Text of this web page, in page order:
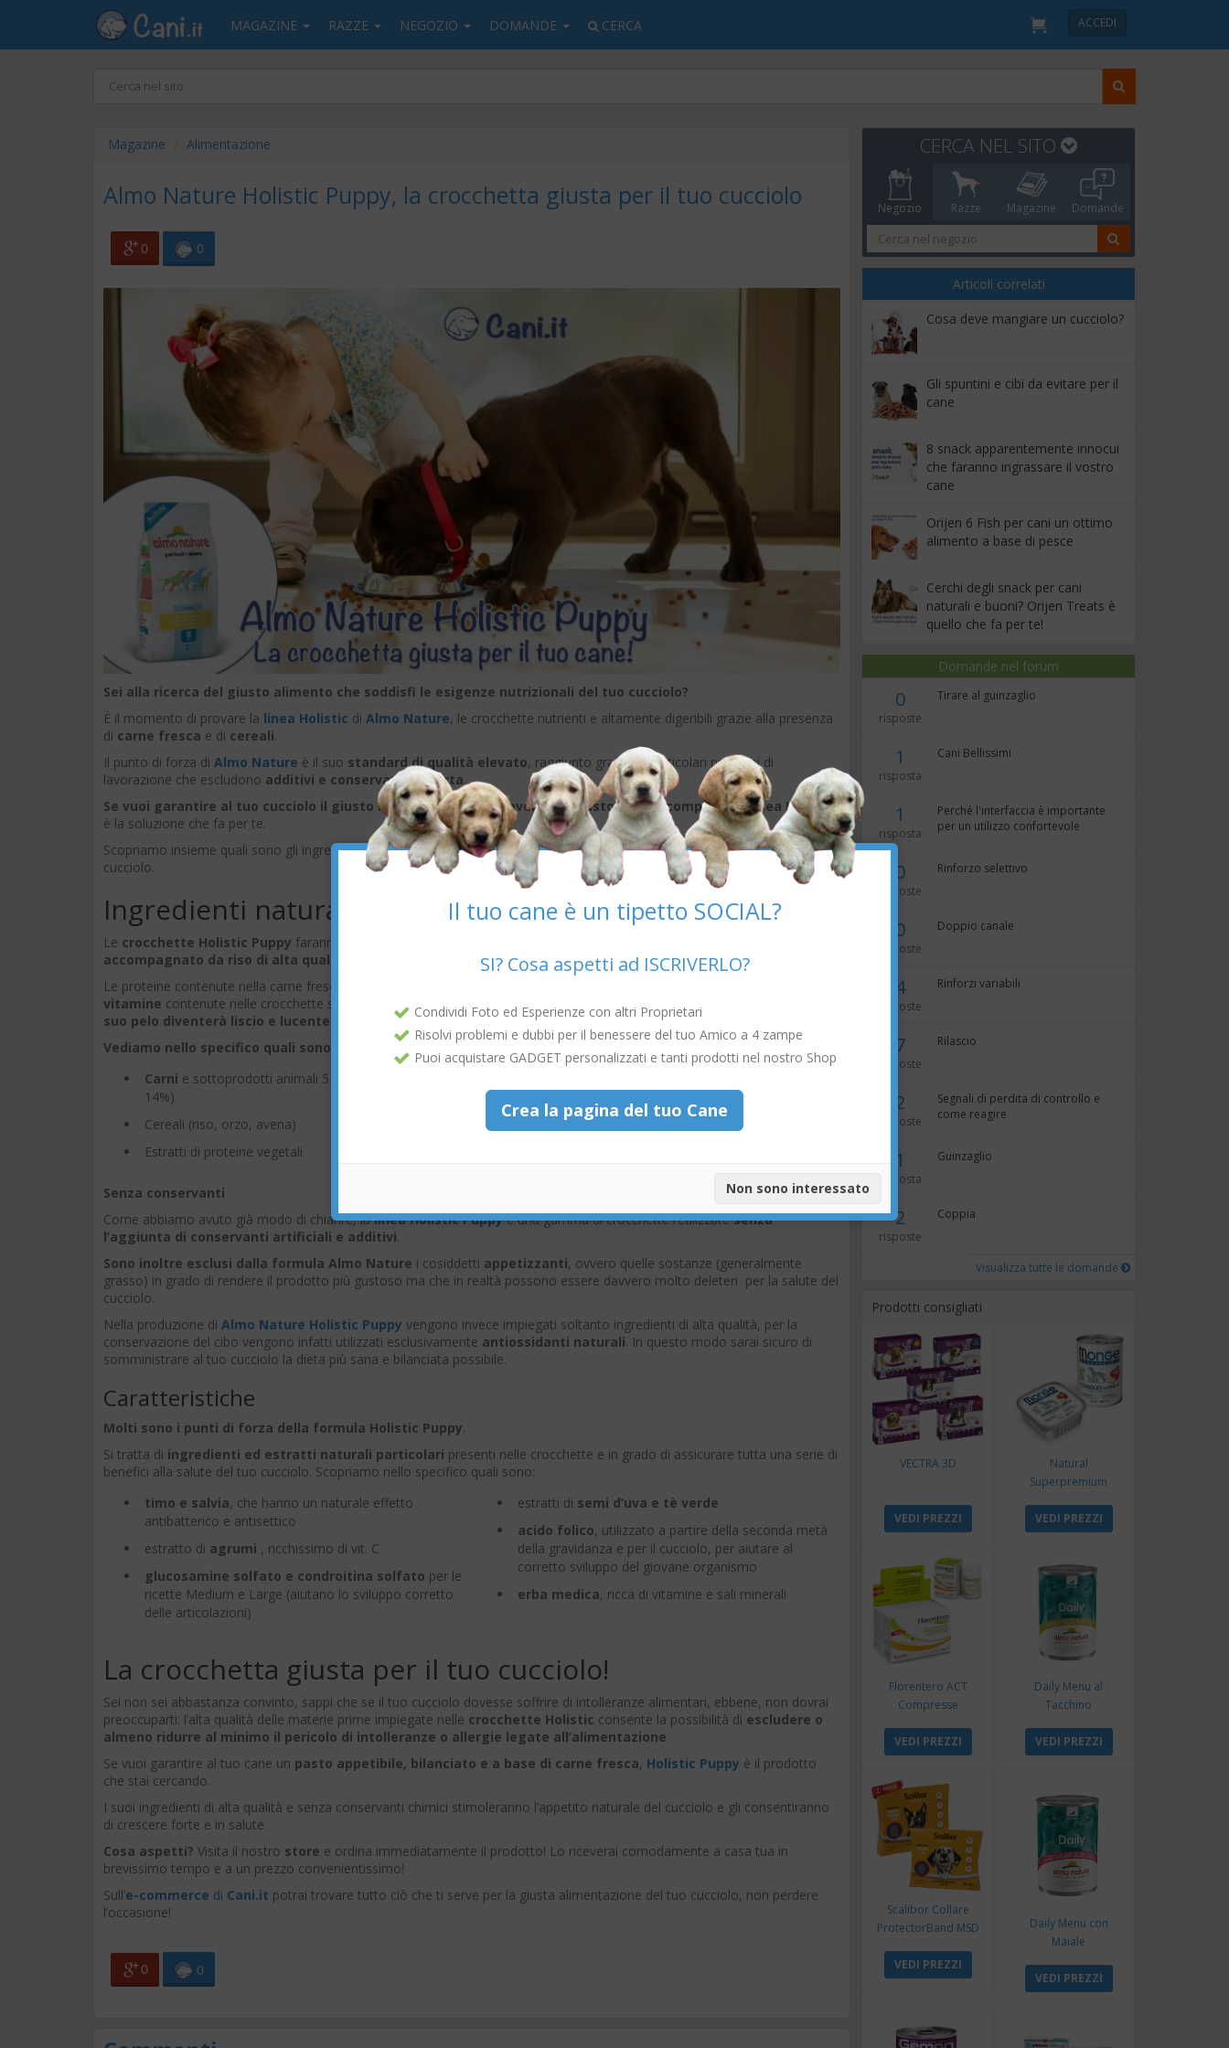
MAGAZINE RAZZE NEGOZIO DOMANDE CERCA ACCEDI
Magazine Alimentazione
Almo Nature Holistic Puppy, la crocchetta giusta per il tuo cucciolo
0 0
Sei alla ricerca del giusto alimento che soddisfi le esigenze nutrizionali del tuo cucciolo?
È il momento di provare la linea Holistic di Almo Nature, le crocchette nutrienti e altamente digeribili grazie alla presenza
di carne fresca e di cereali.
Il punto di forza di Almo Nature è il suo standard di qualità elevato, raggiunto grazie ai particolari processi di
lavorazione che escludono additivi e conservanti di sorta.
Se vuoi garantire al tuo cucciolo il giusto mantenimento attraverso un pasto sano e completo, lalinea Holistic
è la soluzione che fa per te.
Scopriamo insieme quali sono gli ingredienti dellecrocchette Almo Naturee quali benefici apporteranno alla dieta del tuo
cucciolo.
Ingredienti naturali
Le crocchette Holistic Puppy faranno la felicità del tuo cane, perché a base di
accompagnato da riso di alta qualità
Le proteine contenute nella carne fresca gli consentiranno di crescere sano e robusto, senza contare che
vitamine contenute nelle crocchette soddisferanno le sue esigenze nutrizionali naturali e garantiranno una
suo pelo diventerà liscio e lucente in breve tempo .
Vediamo nello specifico quali sono gli ingredienti contenuti nelle crocchette Holistic
Carni e sottoprodotti animali 51% (di cui pollo fresco
14%)
Cereali (riso, orzo, avena)
Estratti di proteine vegetali
Olio e grassi
Lievito
Senza conservanti
Come abbiamo avuto già modo di chiarire, lalinea Holistic Puppyè una gamma di crocchette realizzatesenza
l’aggiunta di conservanti artificiali e additivi.
Sono inoltre esclusi dalla formula Almo Nature i cosiddetti appetizzanti, ovvero quelle sostanze (generalmente
grasso) in grado di rendere il prodotto più gustoso ma che in realtà possono essere davvero molto deleteri per la salute del
cucciolo.
Nella produzione di Almo Nature Holistic Puppy vengono invece impiegati soltanto ingredienti di alta qualità, per la
conservazione del cibo vengono infatti utilizzati esclusivamente antiossidanti naturali. In questo modo sarai sicuro di
somministrare al tuo cucciolo la dieta più sana e bilanciata possibile.
Caratteristiche
Molti sono i punti di forza della formula Holistic Puppy.
Si tratta di ingredienti ed estratti naturali particolari presenti nelle crocchette e in grado di assicurare tutta una serie di
benefici alla salute del tuo cucciolo. Scopriamo nello specifico quali sono:
timo e salvia, che hanno un naturale effetto
antibatterico e antisettico
estratto di agrumi , ricchissimo di vit. C
glucosamine solfato e condroitina solfato per le
ricette Medium e Large (aiutano lo sviluppo corretto
delle articolazioni)
estratti di semi d’uva e tè verde
acido folico, utilizzato a partire della seconda metà
della gravidanza e per il cucciolo, per aiutare al
corretto sviluppo del giovane organismo
erba medica, ricca di vitamine e sali minerali
La crocchetta giusta per il tuo cucciolo!
Sei non sei abbastanza convinto, sappi che se il tuo cucciolo dovesse soffrire di intolleranze alimentari, ebbene, non dovrai
preoccuparti: l’alta qualità delle materie prime impiegate nelle crocchette Holistic consente la possibilità di escludere o
almeno ridurre al minimo il pericolo di intolleranze o allergie legate all’alimentazione.
Se vuoi garantire al tuo cane un pasto appetibile, bilanciato e a base di carne fresca, Holistic Puppy è il prodotto
che stai cercando.
I suoi ingredienti di alta qualità e senza conservanti chimici stimoleranno l’appetito naturale del cucciolo e gli consentiranno
di crescere forte e in salute.
Cosa aspetti? Visita il nostro store e ordina immediatamente il prodotto! Lo riceverai comodamente a casa tua in
brevissimo tempo e a un prezzo convenientissimo!
Sull’e-commerce di Cani.it potrai trovare tutto ciò che ti serve per la giusta alimentazione del tuo cucciolo, non perdere
l’occasione!
0 0
CERCA NEL SITO
Negozio Razze Magazine Domande
Articoli correlati
Cosa deve mangiare un cucciolo?
Gli spuntini e cibi da evitare per il
cane
8 snack apparentemente innocui
che faranno ingrassare il vostro
cane
Orijen 6 Fish per cani un ottimo
alimento a base di pesce
Cerchi degli snack per cani
naturali e buoni? Orijen Treats è
quello che fa per te!
Domande nel forum
0
risposte
Tirare al guinzaglio
1
risposta
Cani Bellissimi
1
risposta
Perché l'interfaccia è importante
per un utilizzo confortevole
0
risposte
Rinforzo selettivo
0
risposte
Doppio canale
4
risposte
Rinforzi variabili
7
risposte
Rilascio
2
risposte
Segnali di perdita di controllo e
come reagire
1
risposta
Guinzaglio
2
risposte
Coppia
Visualizza tutte le domande
Prodotti consigliati
VECTRA 3D
VEDI PREZZI
Natural
Superpremium
Coniglio e Mela
VEDI PREZZI
Florentero ACT
Compresse
VEDI PREZZI
Daily Menu al
Tacchino
VEDI PREZZI
Scalibor Collare
ProtectorBand MSD
VEDI PREZZI
Daily Menu con
Maiale
VEDI PREZZI
×
Il tuo cane è un tipetto SOCIAL?
SI? Cosa aspetti ad ISCRIVERLO?
Condividi Foto ed Esperienze con altri Proprietari
Risolvi problemi e dubbi per il benessere del tuo Amico a 4 zampe
Puoi acquistare GADGET personalizzati e tanti prodotti nel nostro Shop
Crea la pagina del tuo Cane
Non sono interessato